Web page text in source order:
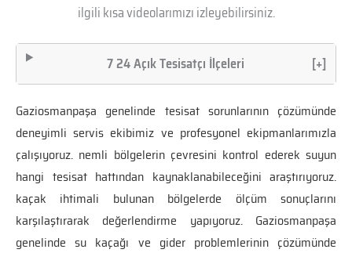
ilgili kısa videolarımızı izleyebilirsiniz.
7 24 Açık Tesisatçı İlçeleri [+]
Gaziosmanpaşa genelinde tesisat sorunlarının çözümünde
deneyimli servis ekibimiz ve profesyonel ekipmanlarımızla
çalışıyoruz. nemli bölgelerin çevresini kontrol ederek suyun
hangi tesisat hattından kaynaklanabileceğini araştırıyoruz.
kaçak ihtimali bulunan bölgelerde ölçüm sonuçlarını
karşılaştırarak değerlendirme yapıyoruz. Gaziosmanpaşa
genelinde su kaçağı ve gider problemlerinin çözümünde